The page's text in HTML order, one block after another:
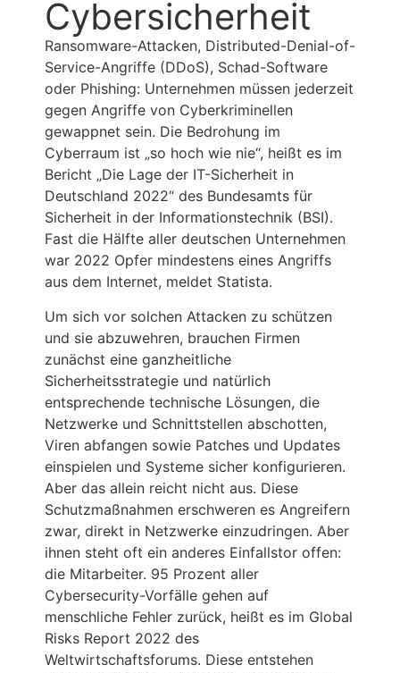
Cybersicherheit
Ransomware-Attacken, Distributed-Denial-of-
Service-Angriffe (DDoS), Schad-Software
oder Phishing: Unternehmen müssen jederzeit
gegen Angriffe von Cyberkriminellen
gewappnet sein. Die Bedrohung im
Cyberraum ist „so hoch wie nie“, heißt es im
Bericht „Die Lage der IT-Sicherheit in
Deutschland 2022“ des Bundesamts für
Sicherheit in der Informationstechnik (BSI).
Fast die Hälfte aller deutschen Unternehmen
war 2022 Opfer mindestens eines Angriffs
aus dem Internet, meldet Statista.
Um sich vor solchen Attacken zu schützen
und sie abzuwehren, brauchen Firmen
zunächst eine ganzheitliche
Sicherheitsstrategie und natürlich
entsprechende technische Lösungen, die
Netzwerke und Schnittstellen abschotten,
Viren abfangen sowie Patches und Updates
einspielen und Systeme sicher konfigurieren.
Aber das allein reicht nicht aus. Diese
Schutzmaßnahmen erschweren es Angreifern
zwar, direkt in Netzwerke einzudringen. Aber
ihnen steht oft ein anderes Einfallstor offen:
die Mitarbeiter. 95 Prozent aller
Cybersecurity-Vorfälle gehen auf
menschliche Fehler zurück, heißt es im Global
Risks Report 2022 des
Weltwirtschaftsforums. Diese entstehen